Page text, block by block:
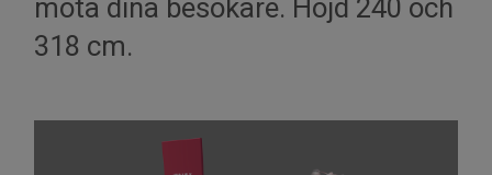
möta dina besökare. Höjd 240 och
318 cm.